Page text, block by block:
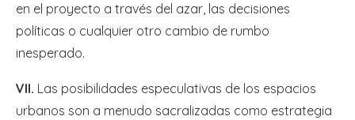
en el proyecto a través del azar, las decisiones
políticas o cualquier otro cambio de rumbo
inesperado.
VII. Las posibilidades especulativas de los espacios
urbanos son a menudo sacralizadas como estrategia